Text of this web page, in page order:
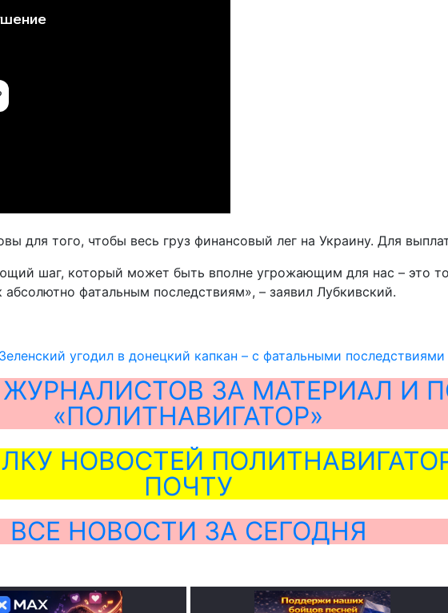
для того, чтобы весь груз финансовый лег на Украину. Для
шаг, который может быть вполне угрожающим для нас – это
фатальным последствиям», – заявил Лубкивский.
угодил в донецкий капкан – с фатальными
ЗА МАТЕРИАЛ И
«ПОЛИТНАВИГАТОР»
НОВОСТЕЙ
ПОЧТУ
ВСЕ НОВОСТИ ЗА СЕГОДНЯ